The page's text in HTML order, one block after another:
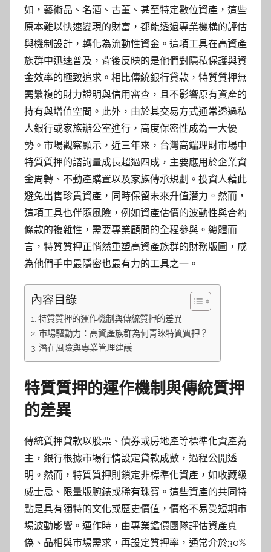
如，藝術品、名酒、古董、甚至特定數位資產，這些
原本難以快速變現的財富，都能透過專業機構的評估
與機制設計，轉化為流動性資金。這項工具在高資產
族群中迅速普及，背後反映的是他們對隱私保護與資
金效率的極致追求。相比傳統銀行貸款，特質質押無
需繁複的財力證明與信用審查，且不影響原有資產的
持有與增值空間。此外，由於其交易方式通常透過私
人銀行或家族辦公室進行，高度保密性成為一大優
勢。市場觀察顯示，近三年來，台灣高端理財市場中
特質質押的諮詢量成長超過四成，主要應用於企業資
金周轉、不動產購置以及家族傳承規劃。投資人藉此
避免出售珍貴資產，同時保留未來升值潛力。然而，
這項工具也伴隨風險，例如資產估價的波動性與合約
條款的複雜性，需要專業顧問的全程參與。總體而
言，特質質押正悄然重塑高資產族群的財務版圖，成
為他們手中最隱密也最有力的工具之一。
內容目錄
特質質押的運作機制與傳統質押的差異
市場驅動力：高資產族群為何青睞特質質押？
潛在風險與專業管理建議
特質質押的運作機制與傳統質押
的差異
傳統質押貸款以股票、債券或房地產等標準化資產為
主，銀行根據市場行情設定貸款成數，過程公開透
明。然而，特質質押則鎖定非標準化資產，如收藏級
威士忌、限量版腕錶或稀有珠寶。這些資產的共同特
點是具有獨特的文化或歷史價值，價格不易受短期市
場波動影響。運作時，由專業鑑價團隊評估資產真
偽、品相與市場需求，再設定質押率，通常介於30%